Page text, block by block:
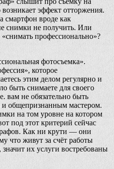
эффект отторжения.
смартфон вроде как
снимки не получить. Или
профессионально»?
фотосъемка».
которое
этим делом регулярно и
быть снимаете для своего
вам не обязательно быть
и общепризнанным мастером.
на том уровне на котором
под этот критерий сейчас
Как ни крути — они
что живут за счёт работы
их услуги востребованы